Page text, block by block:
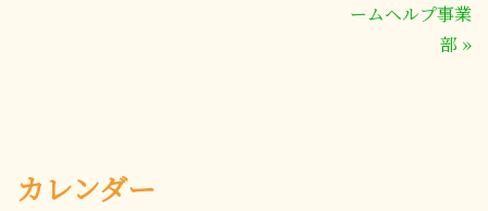
カレンダー
ームヘルプ事業
部 »